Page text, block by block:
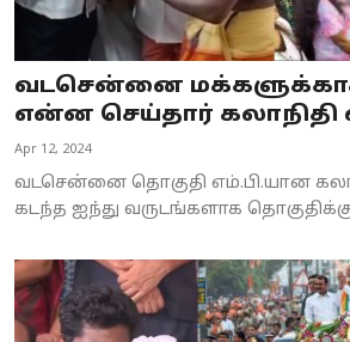
வடசென்னை
என்ன செய்தார் கலாநிதி
Apr 12, 2024
வடசென்னை தொகுதி எம்.பி.யான
கடந்த ஐந்து வருடங்களாக